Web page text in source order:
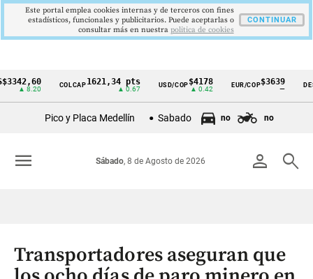
Cintillo
Colombia
COLCAP1621,34 pts USD/COP$4178
▲ 0.42
EUR/COP$3639
—
Pico y Placa Medellín Sabado no no
person search
Sábado, 8 de Agosto de 2026
menu
Transportadores aseguran que
Este portal emplea cookies internas y de terceros con fines
estadísticos, funcionales y publicitarios. Puede aceptarlas o
consultar más en nuestra politica de cookies
CONTINUAR